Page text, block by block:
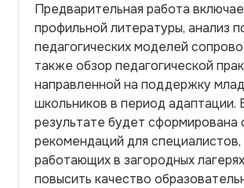
Предварительная работа
профильной литературы, анализ
педагогических моделей
также обзор педагогической
направленной на поддержку
школьников в период адаптации.
результате будет сформирована
рекомендаций для специалистов,
работающих в загородных
повысить качество